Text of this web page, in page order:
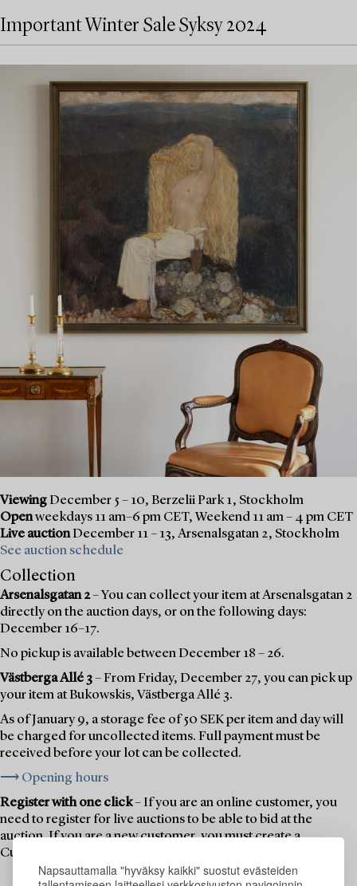
Napsauttamalla "hyväksy kaikki" suostut evästeiden
Important Winter Sale Syksy 2024
ViewingDecember 5 – 10, Berzelii Park 1, Stockholm
Openweekdays 11 am–6 pm CET, Weekend 11 am – 4 pm CET
Live auctionDecember 11 – 13, Arsenalsgatan 2, Stockholm
See auction schedule
Collection
Arsenalsgatan 2– You can collect your item at Arsenalsgatan 2
directly on the auction days, or on the following days:
December 16–17.
No pickup is available between December 18 – 26.
Västberga Allé 3– From Friday, December 27, you can pick up
your item at Bukowskis, Västberga Allé 3.
As of January 9, a storage fee of 50 SEK per item and day will
be charged for uncollected items. Full payment must be
received before your lot can be collected.
⟶ Opening hours
Register with one click– If you are an online customer, you
need to register for live auctions to be able to bid at the
auction. If you are a new customer, you must create a
Customer Account first.